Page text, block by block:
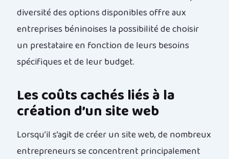
diversité des options disponibles offre aux
entreprises béninoises la possibilité de choisir
un prestataire en fonction de leurs besoins
spécifiques et de leur budget.
Les coûts cachés liés à la
création d’un site web
Lorsqu’il s’agit de créer un site web, de nombreux
entrepreneurs se concentrent principalement